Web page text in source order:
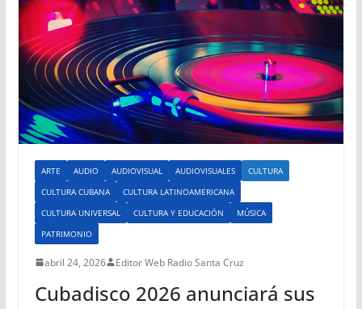
ARTE AUDIO AUDIOVISUAL AUDIOVISUALES
CULTURA
CULTURA CUBANA
CULTURA LATINOAMERICANA
CULTURA UNIVERSAL
CULTURA Y EDUCACIÓN
MÚSICA
PATRIMONIO
abril 24, 2026 Editor Web Radio Santa Cruz
Cubadisco 2026 anunciará sus